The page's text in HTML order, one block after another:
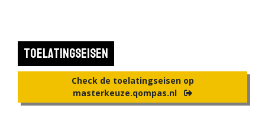
Toelatingseisen
Check de toelatingseisen op
masterkeuze.qompas.nl